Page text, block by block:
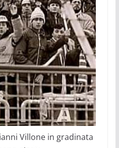
Villone in gradinata